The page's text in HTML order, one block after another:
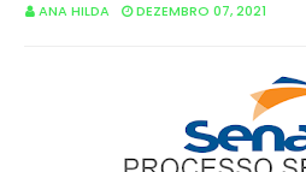
ANA HILDA DEZEMBRO 07, 2021